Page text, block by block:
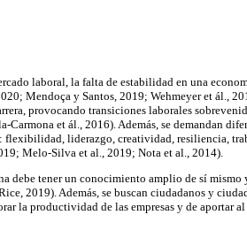
laboral, la falta de estabilidad en una
Mendoça y Santos, 2019; Wehmeyer et ál.,
provocando transiciones laborales
et ál., 2016). Además, se demandan
liderazgo, creatividad, resiliencia,
Melo-Silva et al., 2019; Nota et al., 2014).
debe tener un conocimiento amplio de sí
2019). Además, se buscan ciudadanos y
la productividad de las empresas y de aportar